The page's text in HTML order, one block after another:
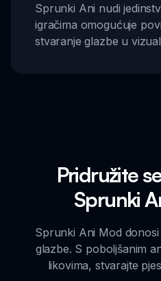
Sprunki Ani nudi
igračima omogućuje
stvaranje glazbe u
Pridružite
Sprunki
Sprunki Ani Mod
glazbe. S poboljšanim
likovima, stvarajte